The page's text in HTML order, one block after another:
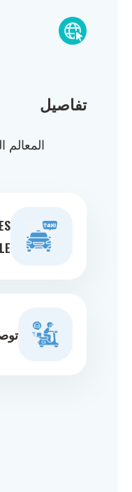
تفاصيل
المعالم